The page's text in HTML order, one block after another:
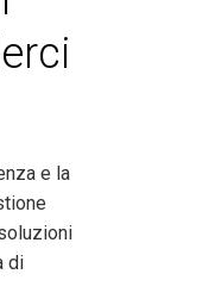
e la
di